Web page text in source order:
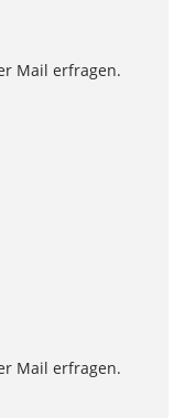
Mail erfragen.
Mail erfragen.